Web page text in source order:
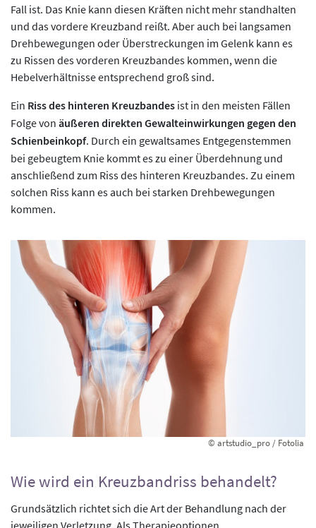
Fall ist. Das Knie kann diesen Kräften nicht mehr standhalten
und das vordere Kreuzband reißt. Aber auch bei langsamen
Drehbewegungen oder Überstreckungen im Gelenk kann es
zu Rissen des vorderen Kreuzbandes kommen, wenn die
Hebelverhältnisse entsprechend groß sind.
Ein Riss des hinteren Kreuzbandes ist in den meisten Fällen
Folge von äußeren direkten Gewalteinwirkungen gegen den
Schienbeinkopf. Durch ein gewaltsames Entgegenstemmen
bei gebeugtem Knie kommt es zu einer Überdehnung und
anschließend zum Riss des hinteren Kreuzbandes. Zu einem
solchen Riss kann es auch bei starken Drehbewegungen
kommen.
© artstudio_pro / Fotolia
Wie wird ein Kreuzbandriss behandelt?
Grundsätzlich richtet sich die Art der Behandlung nach der
jeweiligen Verletzung. Als Therapieoptionen